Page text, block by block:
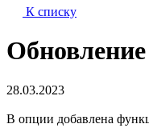
К списку
28.03.2023
В опции добавлена